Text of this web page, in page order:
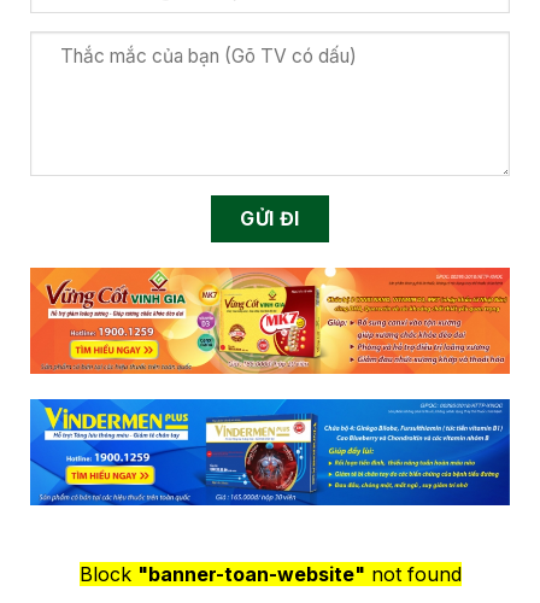
Block "banner-toan-website" not found